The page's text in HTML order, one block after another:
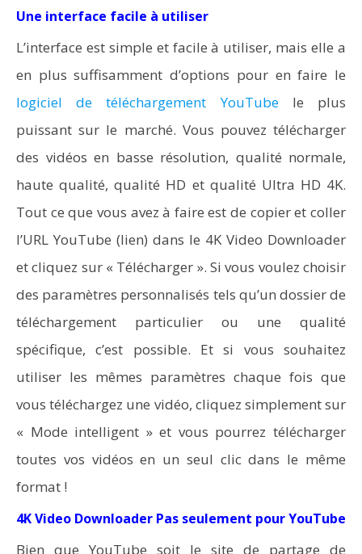
Une interface facile à utiliser
L’interface est simple et facile à utiliser, mais elle a
en plus suffisamment d’options pour en faire le
logiciel de téléchargement YouTubele plus
puissant sur le marché. Vous pouvez télécharger
des vidéos en basse résolution, qualité normale,
haute qualité, qualité HD et qualité Ultra HD 4K.
Tout ce que vous avez à faire est de copier et coller
l’URL YouTube (lien) dans le 4K Video Downloader
et cliquez sur « Télécharger ». Si vous voulez choisir
des paramètres personnalisés tels qu’un dossier de
téléchargement particulier ou une qualité
spécifique, c’est possible. Et si vous souhaitez
utiliser les mêmes paramètres chaque fois que
vous téléchargez une vidéo, cliquez simplement sur
« Mode intelligent » et vous pourrez télécharger
toutes vos vidéos en un seul clic dans le même
format !
4K Video Downloader Pas seulement pour YouTube
Bien que YouTube soit le site de partage de